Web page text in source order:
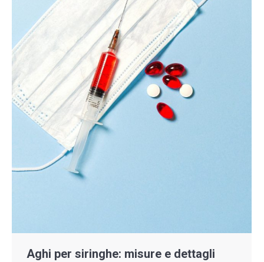
Aghi per siringhe: misure e dettagli